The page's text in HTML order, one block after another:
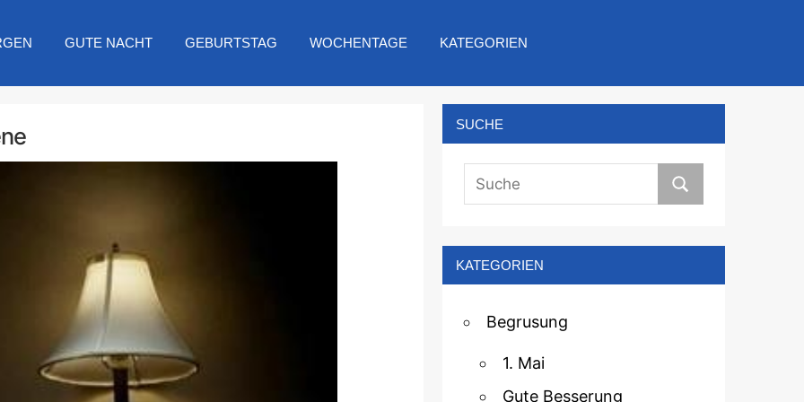
GUTE NACHT GEBURTSTAG WOCHENTAGE KATEGORIEN
SUCHE
KATEGORIEN
Begrusung
1. Mai
Gute Besserung